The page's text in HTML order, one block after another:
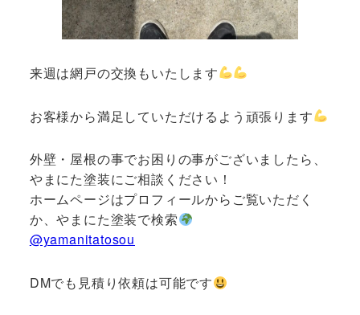
来週は網戸の交換もいたします
お客様から満足していただけるよう頑張ります
外壁・屋根の事でお困りの事がございましたら、
やまにた塗装にご相談ください！
ホームページはプロフィールからご覧いただく
か、やまにた塗装で検索
@yamanitatosou
DMでも見積り依頼は可能です